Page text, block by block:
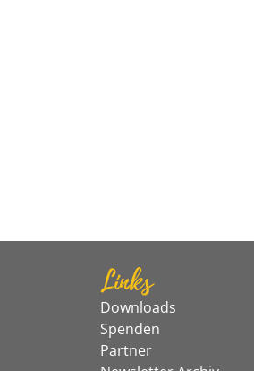
Links
Downloads
Spenden
Partner